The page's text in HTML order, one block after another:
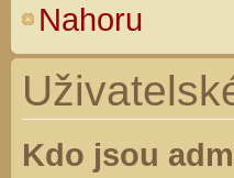
Nahoru
Kdo jsou